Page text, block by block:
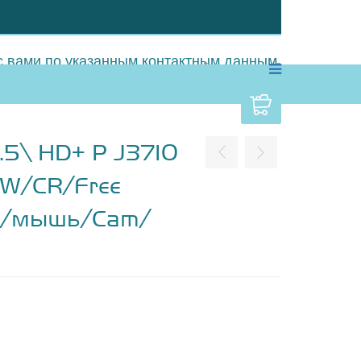
Позвонить вам?
по указанным контактным данным.
HD+ P J3710
CR/Free
мышь/Cam/